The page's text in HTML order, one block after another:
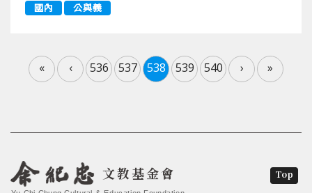
國內 公與義
« ‹ 536 537 538 539 540 › »
文教基金會 Top